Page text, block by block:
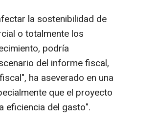
la sostenibilidad de
o totalmente los
podría
del informe fiscal,
ha aseverado en una
que el proyecto
eficiencia del gasto".